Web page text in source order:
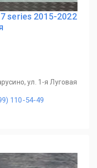
series 2015-2022
ул. 1-я Луговая
110-54-49